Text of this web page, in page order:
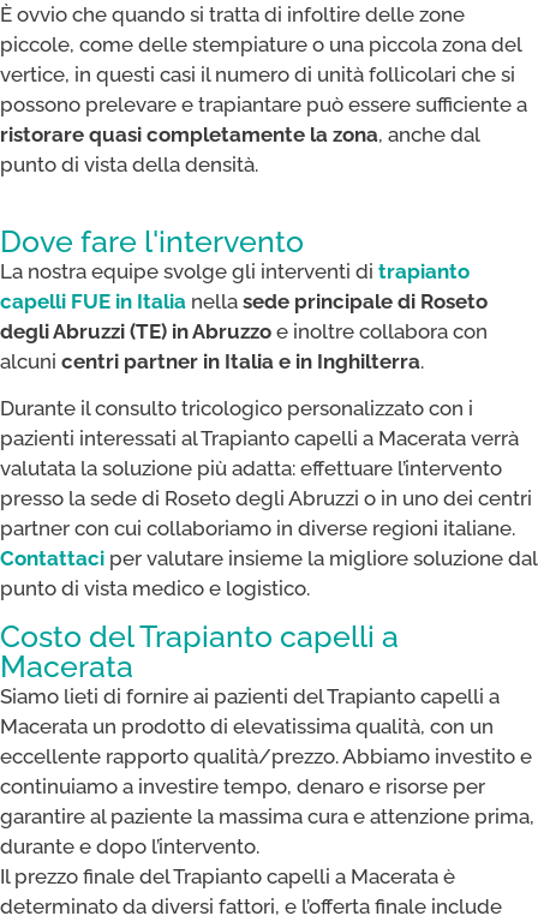
È ovvio che quando si tratta di infoltire delle zone
piccole, come delle stempiature o una piccola zona del
vertice, in questi casi il numero di unità follicolari che si
possono prelevare e trapiantare può essere sufficiente a
ristorare quasi completamente la zona, anche dal
punto di vista della densità.
Dove fare l'intervento
La nostra equipe svolge gli interventi di trapianto
capelli FUE in Italia nella sede principale di Roseto
degli Abruzzi (TE) in Abruzzo e inoltre collabora con
alcuni centri partner in Italia e in Inghilterra.
Durante il consulto tricologico personalizzato con i
pazienti interessati al Trapianto capelli a Macerata verrà
valutata la soluzione più adatta: effettuare l’intervento
presso la sede di Roseto degli Abruzzi o in uno dei centri
partner con cui collaboriamo in diverse regioni italiane.
Contattaci per valutare insieme la migliore soluzione dal
punto di vista medico e logistico.
Costo del Trapianto capelli a
Macerata
Siamo lieti di fornire ai pazienti del Trapianto capelli a
Macerata un prodotto di elevatissima qualità, con un
eccellente rapporto qualità/prezzo. Abbiamo investito e
continuiamo a investire tempo, denaro e risorse per
garantire al paziente la massima cura e attenzione prima,
durante e dopo l’intervento.
Il prezzo finale del Trapianto capelli a Macerata è
determinato da diversi fattori, e l’offerta finale include